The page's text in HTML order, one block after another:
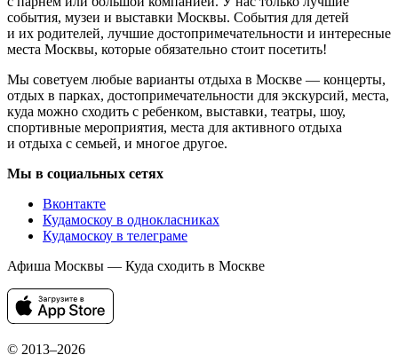
события, музеи и выставки Москвы. События для детей
и их родителей, лучшие достопримечательности и интересные
места Москвы, которые обязательно стоит посетить!
Мы советуем любые варианты отдыха в Москве — концерты,
отдых в парках, достопримечательности для экскурсий, места,
куда можно сходить с ребенком, выставки, театры, шоу,
спортивные мероприятия, места для активного отдыха
и отдыха с семьей, и многое другое.
Мы в социальных сетях
Вконтакте
Кудамоскоу в однокласниках
Кудамоскоу в телеграме
Афиша Москвы — Куда сходить в Москве
© 2013–2026